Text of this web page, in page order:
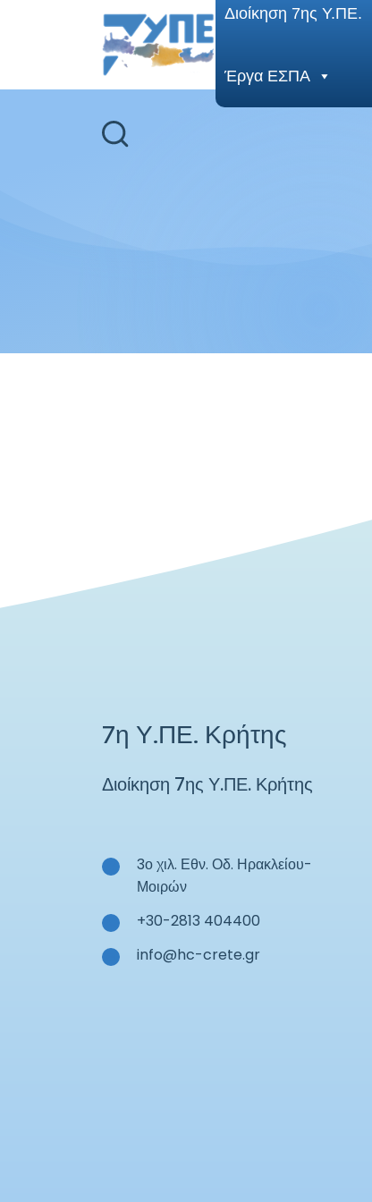
Διοίκηση 7ης Υ.ΠΕ.
Έργα ΕΣΠΑ
End Header Section -->
7η Υ.ΠΕ. Κρήτης
Διοίκηση 7ης Υ.ΠΕ. Κρήτης
3ο χιλ. Εθν. Οδ. Ηρακλείου-
Μοιρών
+30-2813 404400
info@hc-crete.gr